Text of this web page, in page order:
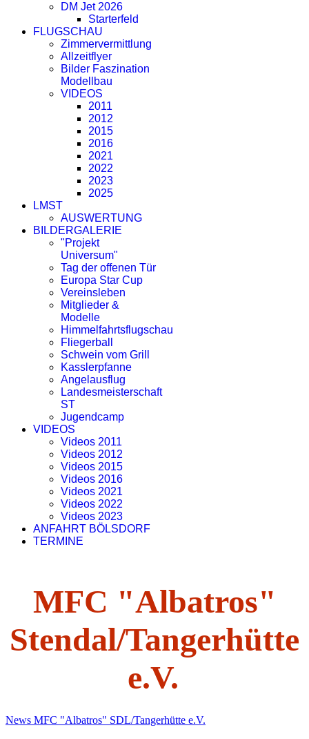
DM Jet 2026
Starterfeld
FLUGSCHAU
Zimmervermittlung
Allzeitflyer
Bilder Faszination
Modellbau
VIDEOS
2011
2012
2015
2016
2021
2022
2023
2025
LMST
AUSWERTUNG
BILDERGALERIE
"Projekt
Universum"
Tag der offenen Tür
Europa Star Cup
Vereinsleben
Mitglieder &
Modelle
Himmelfahrtsflugschau
Fliegerball
Schwein vom Grill
Kasslerpfanne
Angelausflug
Landesmeisterschaft
ST
Jugendcamp
VIDEOS
Videos 2011
Videos 2012
Videos 2015
Videos 2016
Videos 2021
Videos 2022
Videos 2023
ANFAHRT BÖLSDORF
TERMINE
MFC "Albatros"
Stendal/Tangerhütte
e.V.
News MFC "Albatros" SDL/Tangerhütte e.V.